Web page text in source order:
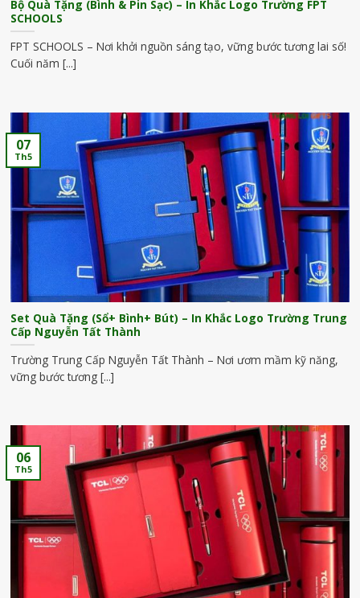
Bộ Quà Tặng (Bình & Pin Sạc) – In Khắc Logo Trường FPT
SCHOOLS
FPT SCHOOLS – Nơi khởi nguồn sáng tạo, vững bước tương lai số!
Cuối năm [...]
Set Quà Tặng (Sổ+ Bình+ Bút) – In Khắc Logo Trường Trung
Cấp Nguyễn Tất Thành
Trường Trung Cấp Nguyễn Tất Thành – Nơi ươm mầm kỹ năng,
vững bước tương [...]
07
Th5
06
Th5